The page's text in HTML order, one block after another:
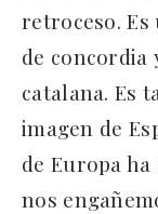
retroceso.
de concordia
catalana. Es
imagen de
de Europa
nos